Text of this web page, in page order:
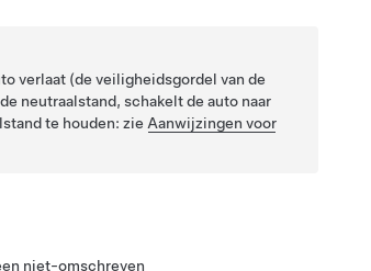
verlaat (de veiligheidsgordel van de
neutraalstand, schakelt de auto naar
te houden: zie Aanwijzingen voor
niet-omschreven